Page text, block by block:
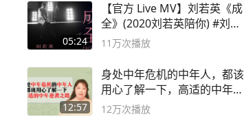
05:24
【官方 Live MV】刘若英《成
全》(2020刘若英陪你) #刘若
英 #成全
11万次播放
12:57
身处中年危机的中年人，都该
用心了解一下，高适的中年逆
袭之路
12万次播放